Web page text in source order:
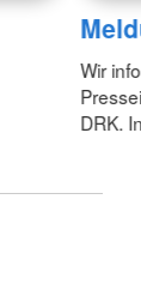
Wir
DRK.